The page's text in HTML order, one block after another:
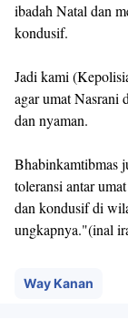
ibadah Natal dan
kondusif.
Jadi kami
agar umat Nasrani
dan nyaman.
Bhabinkamtibmas
toleransi antar
dan kondusif di
ungkapnya."(inal
Way Kanan